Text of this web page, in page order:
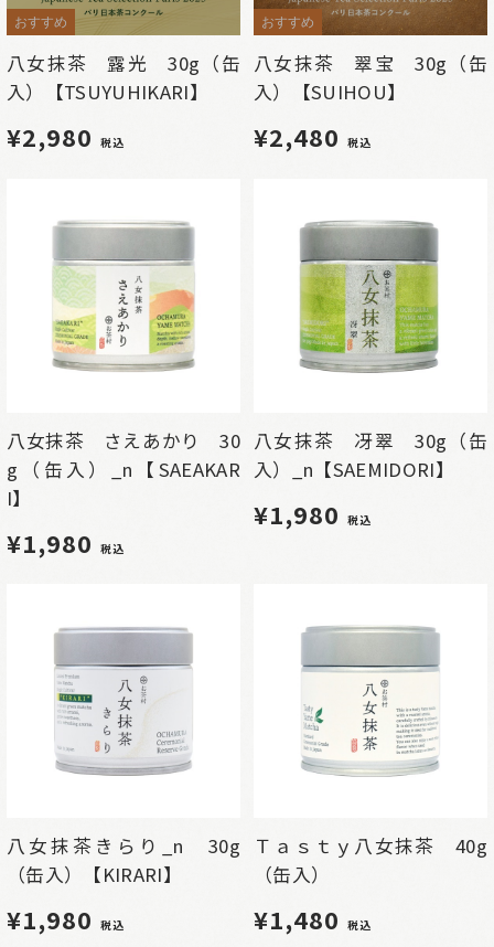
おすすめ
八女抹茶 露光 30g（缶
入）【TSUYUHIKARI】
¥2,980 税込
おすすめ
八女抹茶 翠宝 30g（缶
入）【SUIHOU】
¥2,480 税込
八女抹茶 さえあかり 30
g（缶入）_n【SAEAKAR
I】
¥1,980 税込
八女抹茶 冴翠 30g（缶
入）_n【SAEMIDORI】
¥1,980 税込
八女抹茶きらり_n 30g
（缶入）【KIRARI】
¥1,980 税込
Ｔａｓｔｙ八女抹茶 40g
（缶入）
¥1,480 税込